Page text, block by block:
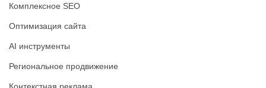
Комплексное SEO
Оптимизация сайта
AI инструменты
Региональное продвижение
Контекстная реклама